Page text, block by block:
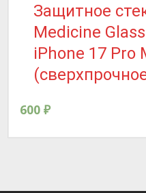
Защитное
Medicine
iPhone 17 Pro
600 ₽